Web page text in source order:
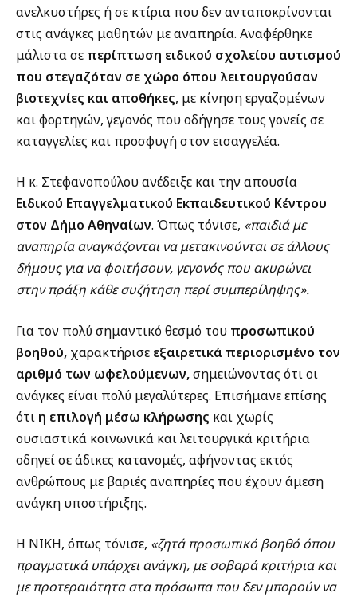
ανελκυστήρες ή σε κτίρια που δεν ανταποκρίνονται
στις ανάγκες μαθητών με αναπηρία. Αναφέρθηκε
μάλιστα σε περίπτωση ειδικού σχολείου αυτισμού
που στεγαζόταν σε χώρο όπου λειτουργούσαν
βιοτεχνίες και αποθήκες, με κίνηση εργαζομένων
και φορτηγών, γεγονός που οδήγησε τους γονείς σε
καταγγελίες και προσφυγή στον εισαγγελέα.
Η κ. Στεφανοπούλου ανέδειξε και την απουσία
Ειδικού Επαγγελματικού Εκπαιδευτικού Κέντρου
στον Δήμο Αθηναίων. Όπως τόνισε, «παιδιά με
αναπηρία αναγκάζονται να μετακινούνται σε άλλους
δήμους για να φοιτήσουν, γεγονός που ακυρώνει
στην πράξη κάθε συζήτηση περί συμπερίληψης».
Για τον πολύ σημαντικό θεσμό του προσωπικού
βοηθού, χαρακτήρισε εξαιρετικά περιορισμένο τον
αριθμό των ωφελούμενων,σημειώνοντας ότι οι
ανάγκες είναι πολύ μεγαλύτερες. Επισήμανε επίσης
ότι η επιλογή μέσω κλήρωσης και χωρίς
ουσιαστικά κοινωνικά και λειτουργικά κριτήρια
οδηγεί σε άδικες κατανομές, αφήνοντας εκτός
ανθρώπους με βαριές αναπηρίες που έχουν άμεση
ανάγκη υποστήριξης.
Η ΝΙΚΗ, όπως τόνισε, «ζητά προσωπικό βοηθό όπου
πραγματικά υπάρχει ανάγκη, με σοβαρά κριτήρια και
με προτεραιότητα στα πρόσωπα που δεν μπορούν να